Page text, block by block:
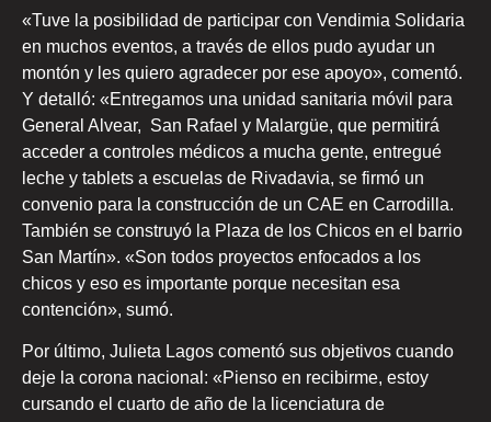
«Tuve la posibilidad de participar con Vendimia Solidaria
en muchos eventos, a través de ellos pudo ayudar un
montón y les quiero agradecer por ese apoyo», comentó.
Y detalló: «Entregamos una unidad sanitaria móvil para
General Alvear, San Rafael y Malargüe, que permitirá
acceder a controles médicos a mucha gente, entregué
leche y tablets a escuelas de Rivadavia, se firmó un
convenio para la construcción de un CAE en Carrodilla.
También se construyó la Plaza de los Chicos en el barrio
San Martín». «Son todos proyectos enfocados a los
chicos y eso es importante porque necesitan esa
contención», sumó.
Por último, Julieta Lagos comentó sus objetivos cuando
deje la corona nacional: «Pienso en recibirme, estoy
cursando el cuarto de año de la licenciatura de